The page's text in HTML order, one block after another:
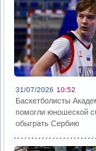
31/07/2026 10:52
Баскетболисты
помогли юношеской
обыграть Сербию